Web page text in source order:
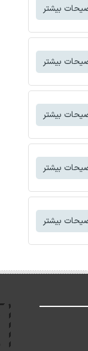
بیشتر
بیشتر
بیشتر
بیشتر
بیشتر